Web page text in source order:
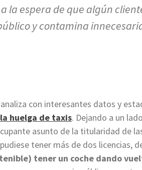
la espera de que algún
y contamina
con interesantes datos y
huelga de taxis. Dejando a un
asunto de la titularidad de
tener más de dos licencias,
tener un coche dando